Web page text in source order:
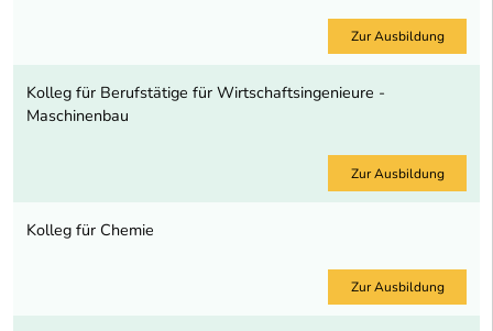
Zur Ausbildung
Kolleg für Berufstätige für Wirtschaftsingenieure -
Maschinenbau
Zur Ausbildung
Kolleg für Chemie
Zur Ausbildung